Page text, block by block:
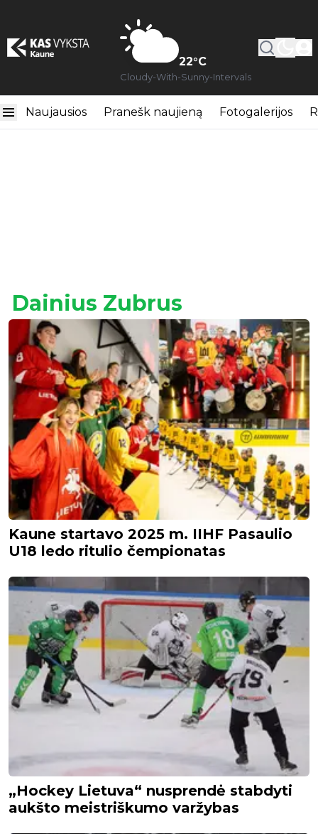
22°C
Cloudy-With-Sunny-Intervals
Naujausios Pranešk naujieną Fotogalerijos
Dainius Zubrus
Kaune startavo 2025 m. IIHF Pasaulio
U18 ledo ritulio čempionatas
„Hockey Lietuva“ nusprendė stabdyti
aukšto meistriškumo varžybas